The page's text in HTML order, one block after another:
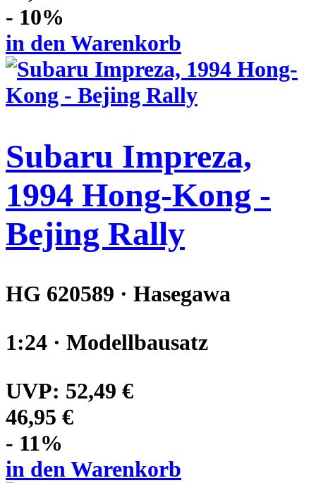
- 10%
in den Warenkorb
Subaru Impreza,
1994 Hong-Kong -
Bejing Rally
HG 620589 · Hasegawa
1:24 · Modellbausatz
UVP: 52,49 €
46,95 €
- 11%
in den Warenkorb